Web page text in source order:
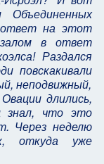
Объединенных
на этот
в ответ
Раздался
повскакивали
неподвижный,
длились,
знал, что это
Через неделю
откуда уже